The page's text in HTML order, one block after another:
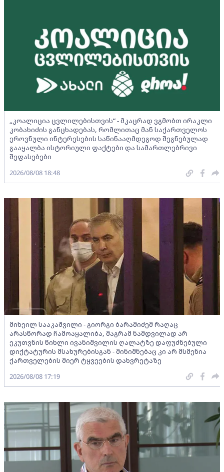
„კოალიცია ცვლილებისთვის“ - მკაცრად ვგმობთ ირაკლი
კობახიძის განცხადებას, რომლითაც მან საქართველოს
ეროვნული ინტერესების საწინააღმდეგოდ შეგნებულად
გააყალბა ისტორიული ფაქტები და სამართლებრივი
შეფასებები
2026/08/08 18:48
მიხეილ სააკაშვილი - გიორგი ბარამიძემ რაღაც
არასწორად ჩამოაყალიბა, მაგრამ ნამდვილად არ
ეკუთვნის წიხლი ივანიშვილის ღალატზე დაფუძნებული
დიქტატურის მსახურებისგან - მინიშნებაც კი არ მსმენია
ქართველების მიერ ტყვეების დახვრეტაზე
2026/08/08 17:19